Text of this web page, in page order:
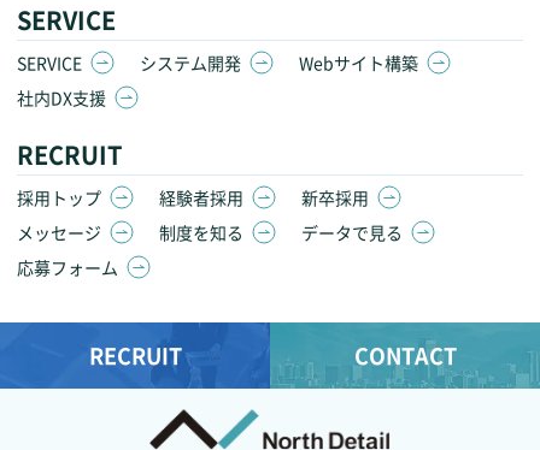
SERVICE
SERVICE システム開発
Webサイト構築
社内DX支援
RECRUIT
採用トップ 経験者採用
新卒採用
メッセージ
制度を知る
データで見る
応募フォーム
RECRUIT CONTACT